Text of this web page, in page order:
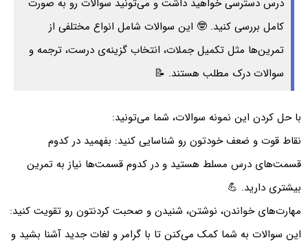
درس دسترسی خواهید داشت و می‌تونید سوالات رو به صورت
کامل بررسی کنید. 🤓 این سوالات شامل انواع مختلفی از
تمرین‌ها مثل تکمیل جملات، انتخاب گزینه‌ی درست، ترجمه و
سوالات درک مطلب هستند. 📝
با حل کردن این نمونه سوالات، شما می‌تونید:
نقاط قوت و ضعف خودتون رو شناسایی کنید: بفهمید در کدوم
قسمت‌های درس مسلط هستید و در کدوم قسمت‌ها نیاز به تمرین
بیشتری دارید. 💪
مهارت‌های خواندن، نوشتن، شنیدن و صحبت کردنتون رو تقویت کنید:
این سوالات به شما کمک می‌کنن تا با گرامر و لغات جدید آشنا بشید و